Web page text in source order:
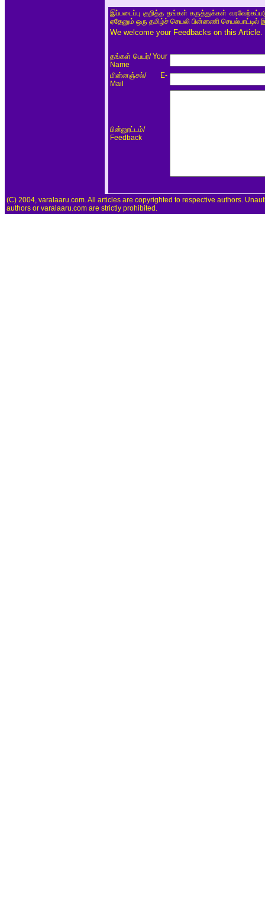
இப்படைப்பு குறித்த தங்கள் கருத்துக்கள்
ஏதேனும் ஒரு தமிழ்ச் செயலி பின்னணி
We welcome your Feedbacks on this
தங்கள் பெயர்/ Your
Name
மின்னஞ்சல்/ E-
Mail
பின்னூட்டம்/
Feedback
(C) 2004, varalaaru.com. All articles are copyrighted to respective authors.
authors or varalaaru.com are strictly prohibited.